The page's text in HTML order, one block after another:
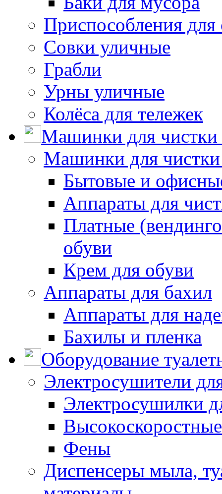
Приспособления для
Совки уличные
Грабли
Урны уличные
Колёса для тележек
Машинки для чистки
Машинки для
Бытовые и
Аппараты для
Платные
обуви
Крем для обуви
Аппараты для бахил
Аппараты для
Бахилы и пленка
Оборудование
Электросушители
Электросушилки
Фены
Диспенсеры мыла,